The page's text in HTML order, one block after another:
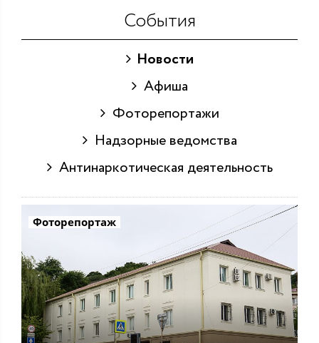
События
Новости
Афиша
Фоторепортажи
Надзорные ведомства
Антинаркотическая деятельность
Фоторепортаж